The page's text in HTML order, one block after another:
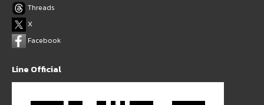
Threads
X
Facebook
Line Official